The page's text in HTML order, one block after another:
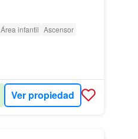
Área infantil Ascensor
Ver propiedad